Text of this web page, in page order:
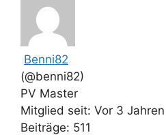
Benni82
(@benni82)
PV Master
Mitglied seit: Vor 3 Jahren
Beiträge: 511